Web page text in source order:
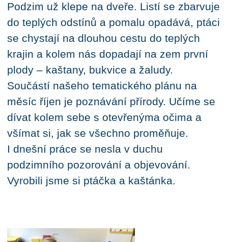
Podzim už klepe na dveře. Listí se zbarvuje
do teplých odstínů a pomalu opadává, ptáci
se chystají na dlouhou cestu do teplých
krajin a kolem nás dopadají na zem první
plody – kaštany, bukvice a žaludy.
Součástí našeho tematického plánu na
měsíc říjen je poznávání přírody. Učíme se
dívat kolem sebe s otevřenýma očima a
všímat si, jak se všechno proměňuje.
I dnešní práce se nesla v duchu
podzimního pozorování a objevování.
Vyrobili jsme si ptáčka a kaštánka.